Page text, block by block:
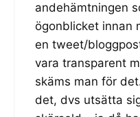
andehämtningen
ögonblicket innan
en tweet/
vara transparent
skäms man för
det, dvs utsätta